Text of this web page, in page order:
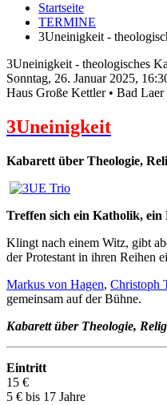
Startseite
TERMINE
3Uneinigkeit -
3Uneinigkeit - theologisches
Sonntag, 26. Januar 2025,
Haus Große Kettler • Bad Laer
3Uneinigkeit
Kabarett über Theologie,
Treffen sich ein Katholik,
Klingt nach einem Witz, gibt
der Protestant in ihren Reihen
Markus von Hagen, Christoph
gemeinsam auf der Bühne.
Kabarett über Theologie,
Eintritt
15 €
5 € bis 17 Jahre